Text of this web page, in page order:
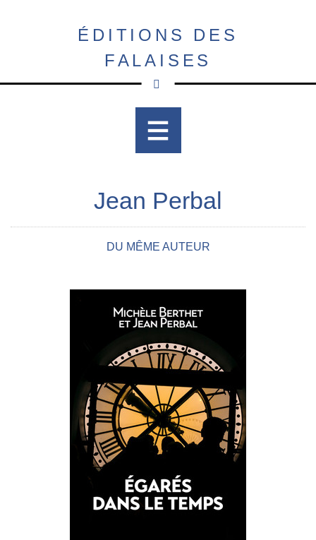
ÉDITIONS DES
FALAISES
Jean Perbal
DU MÊME AUTEUR